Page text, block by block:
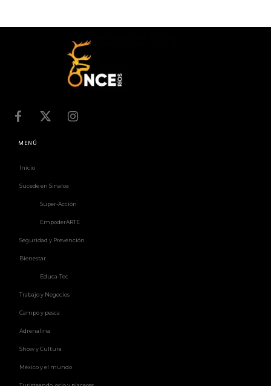
MENÚ
Inicio
Sucede en Sinaloa
Súper-Acción
EmpoderARTE
Seguridad y Prevención
Bienestar
Educa-Tec
Trabajo y Negocios
Campo y pesca
Adrenalina
Show y Cultura
México y el mundo